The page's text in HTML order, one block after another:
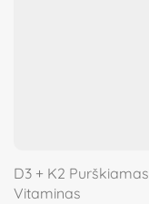
D3 + K2 Purškiamas
Vitaminas